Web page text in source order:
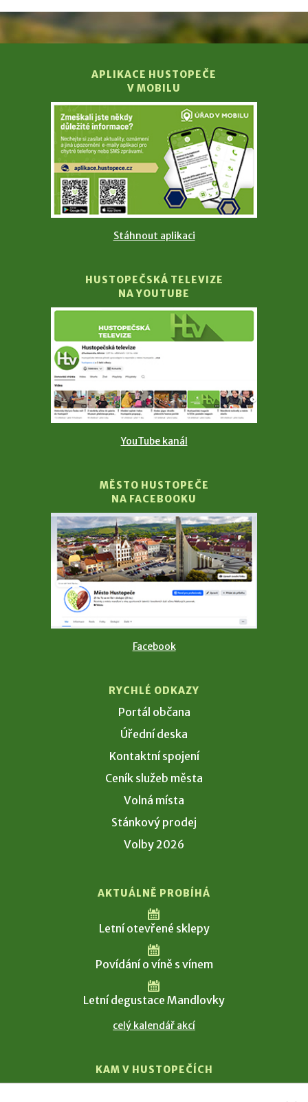
APLIKACE HUSTOPEČE
V MOBILU
Stáhnout aplikaci
HUSTOPEČSKÁ TELEVIZE
NA YOUTUBE
YouTube kanál
MĚSTO HUSTOPEČE
NA FACEBOOKU
Facebook
RYCHLÉ ODKAZY
Portál občana
Úřední deska
Kontaktní spojení
Ceník služeb města
Volná místa
Stánkový prodej
Volby 2026
AKTUÁLNĚ PROBÍHÁ
Letní otevřené sklepy
Povídání o víně s vínem
Letní degustace Mandlovky
celý kalendář akcí
KAM V HUSTOPEČÍCH